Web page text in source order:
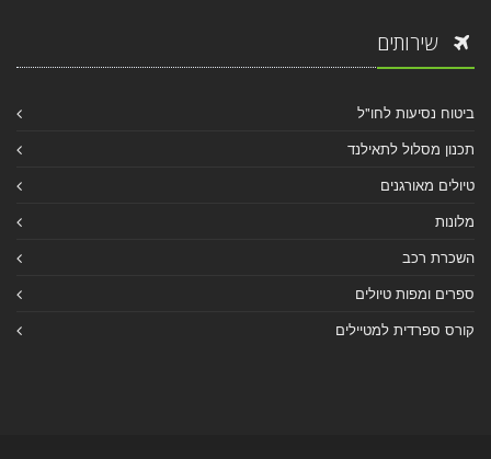
שירותים
ביטוח נסיעות לחו"ל
תכנון מסלול לתאילנד
טיולים מאורגנים
מלונות
השכרת רכב
ספרים ומפות טיולים
קורס ספרדית למטיילים